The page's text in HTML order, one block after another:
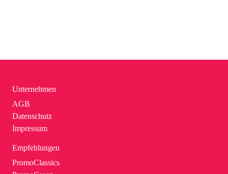
Unternehmen
AGB
Datenschutz
Impressum
Empfehlungen
PromoClassics